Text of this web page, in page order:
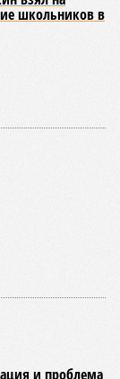
лабораторный
из всех
готовое
по
клещей,
каждого из
ряд
санитарно-
летних лагерях
было
–